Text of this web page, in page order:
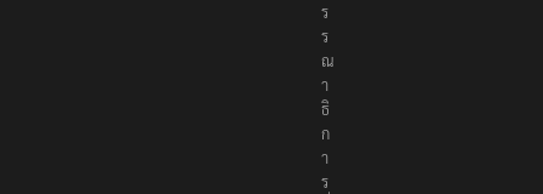
ร
ร
ณ
า
ธิ
ก
า
ร